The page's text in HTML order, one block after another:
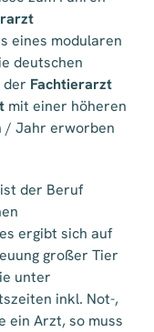
eines modularen
deutschen
der Fachtierarzt
mit einer höheren
/ Jahr erworben
der Beruf
ergibt sich auf
großer Tier
unter
inkl. Not-,
ein Arzt, so muss